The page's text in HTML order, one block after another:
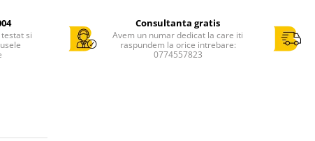
si
Consultanta gratis
Avem un numar dedicat la care iti
raspundem la orice intrebare:
0774557823